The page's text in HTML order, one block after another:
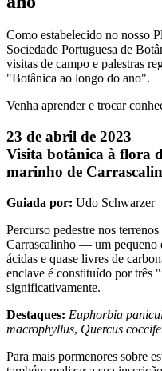
Como estabelecido no nosso
Sociedade Portuguesa de
visitas de campo e palestras
"Botânica ao longo do ano".
Venha aprender e trocar
23 de abril de 2023
Visita botânica à flora
marinho de
Guiada por: Udo Schwarzer
Percurso pedestre nos
Carrascalinho — um pequeno
ácidas e quase livres de
enclave é constituído por três
significativamente.
Destaques: Euphorbia
macrophyllus, Quercus
Para mais pormenores sobre